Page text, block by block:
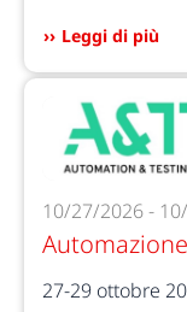
Leggi di più
10/27/2026 -
27-29 ottobre